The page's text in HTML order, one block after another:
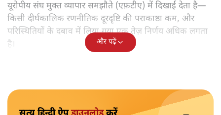
यूरोपीय संघ मुक्त व्यापार समझौते (एफ़टीए) में दिखाई देता है—
किसी दीर्घकालिक रणनीतिक दूरदृष्टि की पराकाष्ठा कम, और
परिस्थितियों के दबाव में लिया गया एक तेज़ निर्णय अधिक लगता
है।
और पढ़ें